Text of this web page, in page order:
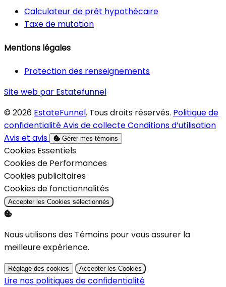
Calculateur de prêt hypothécaire
Taxe de mutation
Mentions légales
Protection des renseignements
Site web par Estatefunnel
© 2026 EstateFunnel. Tous droits réservés. Politique de
confidentialitéAvis de collecteConditions d’utilisation
Avis et avis
Gérer mes témoins
Activer
Cookies Essentiels
Activer
Cookies de Performances
Activer
Cookies publicitaires
Activer
Cookies de fonctionnalités
Accepter les Cookies sélectionnés
Nous utilisons des Témoins pour vous assurer la
meilleure expérience.
Réglage des cookies Accepter les Cookies
Lire nos politiques de confidentialité